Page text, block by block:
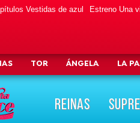
Vestidas de azul Estreno Una
TOR ÁNGELA LA
REINAS